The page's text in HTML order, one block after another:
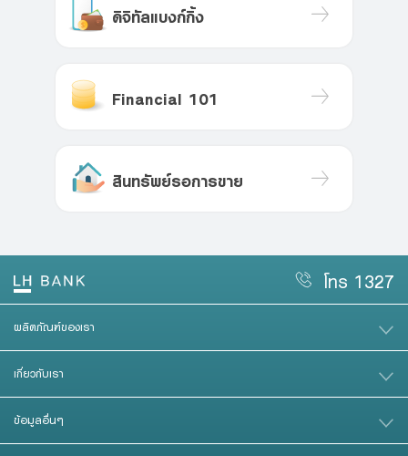
ดิจิทัลแบงก์กิ้ง
Financial 101
สินทรัพย์รอการขาย
โทร 1327
ผลิตภัณฑ์ของเรา
เกี่ยวกับเรา
ข้อมูลอื่นๆ